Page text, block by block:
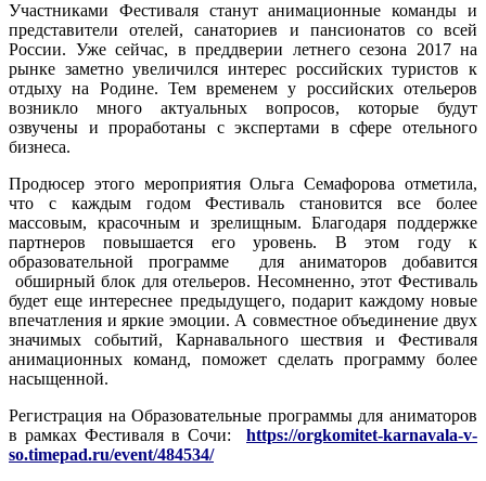
Участниками Фестиваля станут анимационные команды и
представители отелей, санаториев и пансионатов со всей
России. Уже сейчас, в преддверии летнего сезона 2017 на
рынке заметно увеличился интерес российских туристов к
отдыху на Родине. Тем временем у российских отельеров
возникло много актуальных вопросов, которые будут
озвучены и проработаны с экспертами в сфере отельного
бизнеса.
Продюсер этого мероприятия Ольга Семафорова отметила,
что с каждым годом Фестиваль становится все более
массовым, красочным и зрелищным. Благодаря поддержке
партнеров повышается его уровень. В этом году к
образовательной программе для аниматоров добавится
обширный блок для отельеров. Несомненно, этот Фестиваль
будет еще интереснее предыдущего, подарит каждому новые
впечатления и яркие эмоции. А совместное объединение двух
значимых событий, Карнавального шествия и Фестиваля
анимационных команд, поможет сделать программу более
насыщенной.
Регистрация на Образовательные программы для аниматоров
в рамках Фестиваля в Сочи: https://orgkomitet-karnavala-v-
so.timepad.ru/event/484534/